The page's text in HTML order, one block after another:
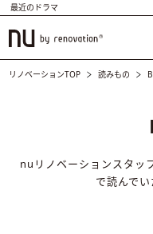
最近のドラマ
リノベーションTOP 読みもの
nuリノベーションスタッ
で読んでい